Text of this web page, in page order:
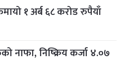
१ अर्ब ६८ करोड रुपैयाँ
नाफा, निष्क्रिय कर्जा ४.०७